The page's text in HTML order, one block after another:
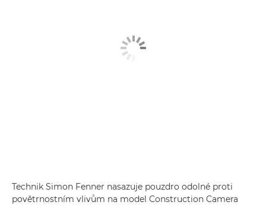
Technik Simon Fenner nasazuje pouzdro odolné proti
povětrnostním vlivům na model Construction Camera